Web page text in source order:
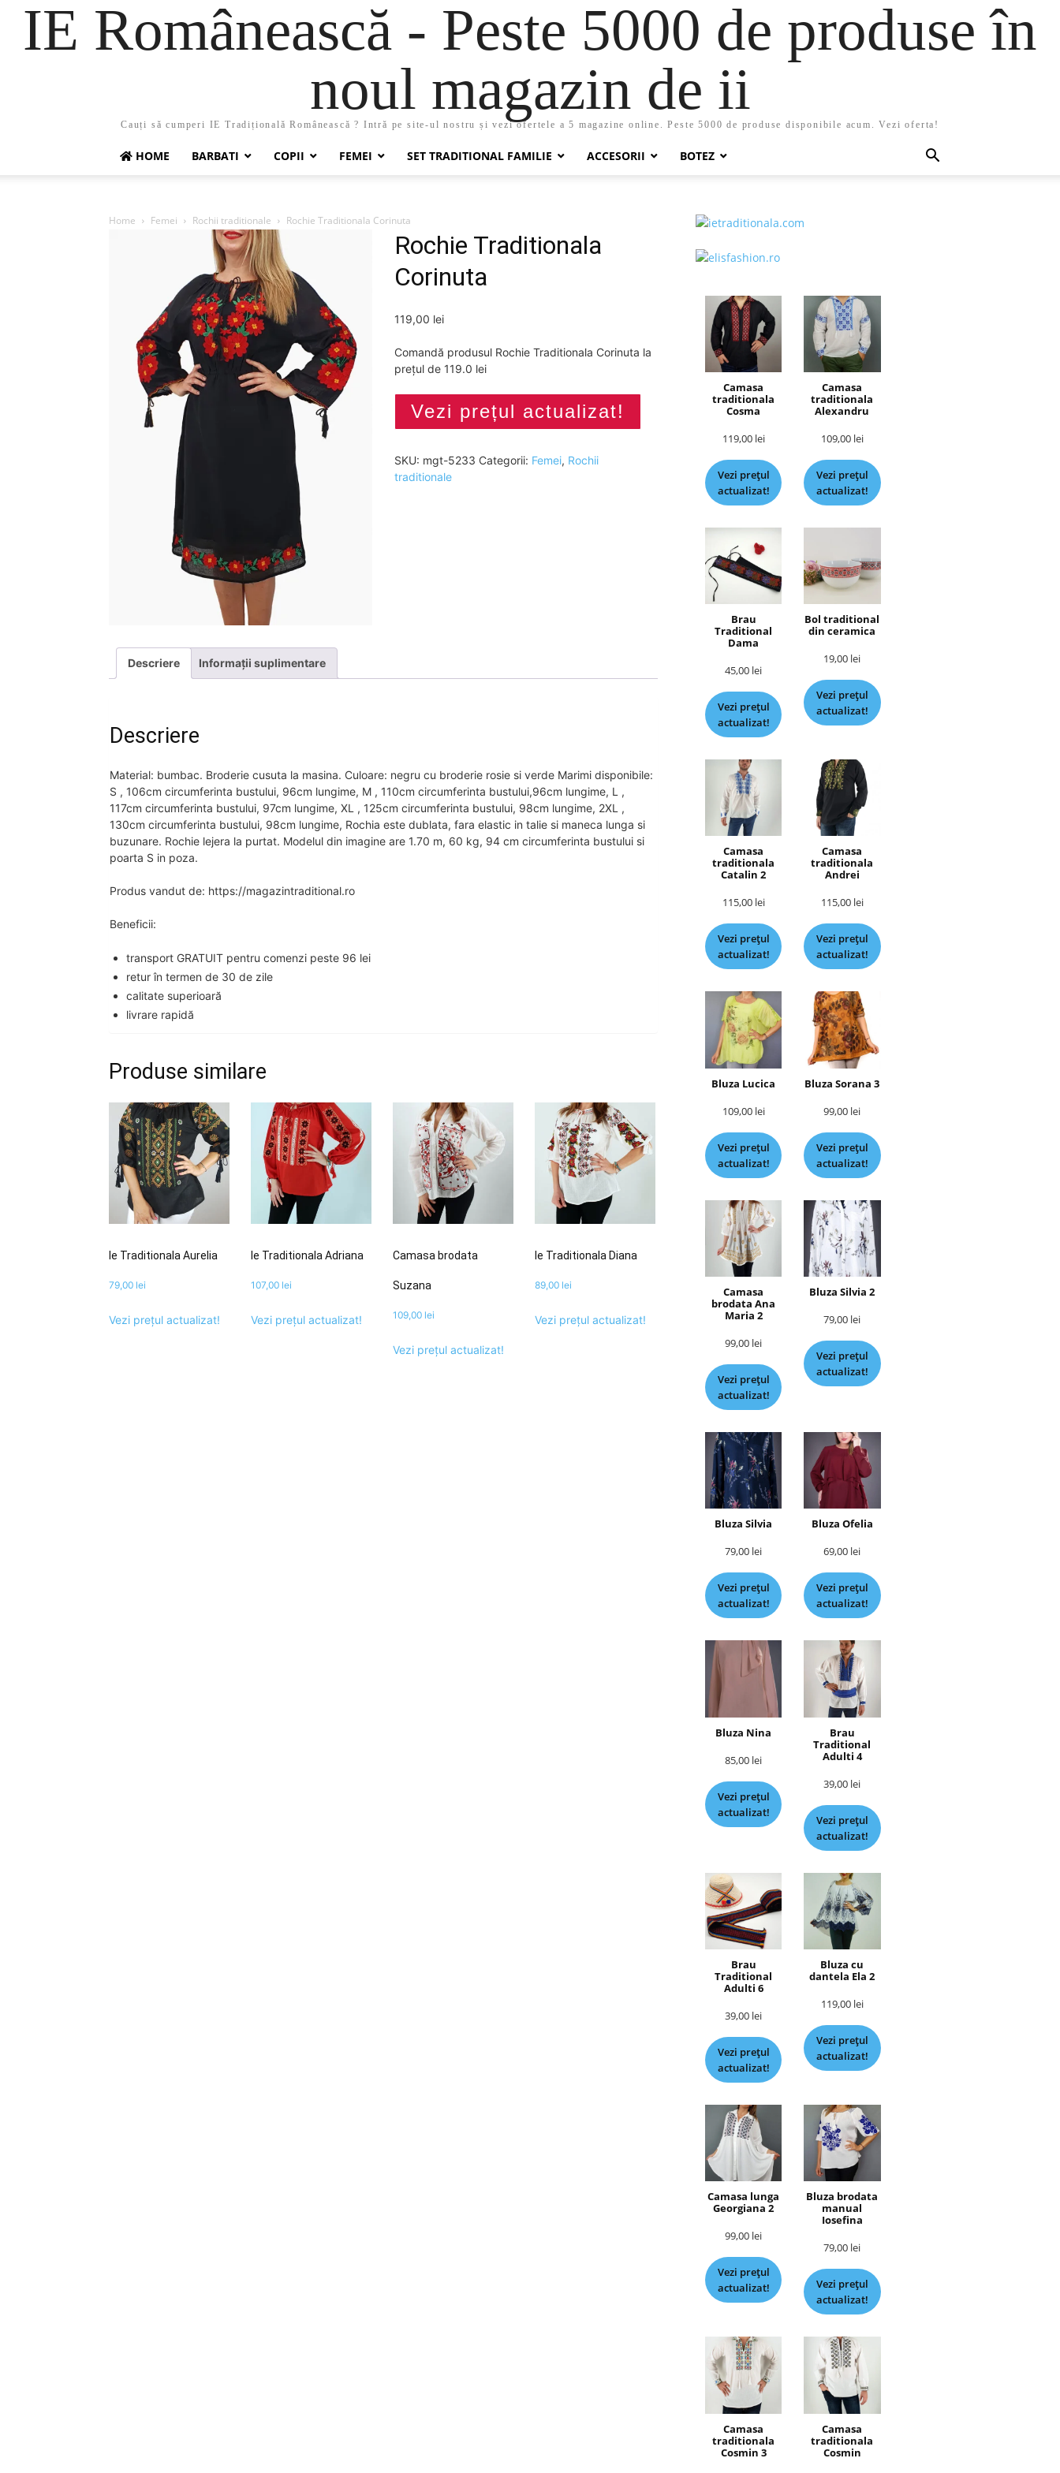
IE Românească - Peste 5000 de produse în
noul magazin de ii
Cauți să cumperi IE Tradițională Românească ? Intră pe site-ul nostru și vezi ofertele a 5 magazine online. Peste 5000 de produse disponibile acum. Vezi oferta!
HOME BARBATI COPII FEMEI SET TRADITIONAL FAMILIE ACCESORII BOTEZ
Home Femei Rochii traditionale Rochie Traditionala Corinuta
Rochie Traditionala
Corinuta
119,00 lei
Comandă produsul Rochie Traditionala Corinuta la
prețul de 119.0 lei
Vezi prețul actualizat!
SKU: mgt-5233 Categorii: Femei, Rochii
traditionale
Descriere Informații suplimentare
Descriere
Material: bumbac. Broderie cusuta la masina. Culoare: negru cu broderie rosie si verde Marimi disponibile:
S , 106cm circumferinta bustului, 96cm lungime, M , 110cm circumferinta bustului,96cm lungime, L ,
117cm circumferinta bustului, 97cm lungime, XL , 125cm circumferinta bustului, 98cm lungime, 2XL ,
130cm circumferinta bustului, 98cm lungime, Rochia este dublata, fara elastic in talie si maneca lunga si
buzunare. Rochie lejera la purtat. Modelul din imagine are 1.70 m, 60 kg, 94 cm circumferinta bustului si
poarta S in poza.
Produs vandut de: https://magazintraditional.ro
Beneficii:
transport GRATUIT pentru comenzi peste 96 lei
retur în termen de 30 de zile
calitate superioară
livrare rapidă
Produse similare
Ie Traditionala Aurelia
79,00 lei
Vezi prețul actualizat!
Ie Traditionala Adriana
107,00 lei
Vezi prețul actualizat!
Camasa brodata
Suzana
109,00 lei
Vezi prețul actualizat!
Ie Traditionala Diana
89,00 lei
Vezi prețul actualizat!
Camasa
traditionala
Cosma
119,00 lei
Vezi prețul
actualizat!
Camasa
traditionala
Alexandru
109,00 lei
Vezi prețul
actualizat!
Brau
Traditional
Dama
45,00 lei
Vezi prețul
actualizat!
Bol traditional
din ceramica
19,00 lei
Vezi prețul
actualizat!
Camasa
traditionala
Catalin 2
115,00 lei
Vezi prețul
actualizat!
Camasa
traditionala
Andrei
115,00 lei
Vezi prețul
actualizat!
Bluza Lucica
109,00 lei
Vezi prețul
actualizat!
Bluza Sorana 3
99,00 lei
Vezi prețul
actualizat!
Camasa
brodata Ana
Maria 2
99,00 lei
Vezi prețul
actualizat!
Bluza Silvia 2
79,00 lei
Vezi prețul
actualizat!
Bluza Silvia
79,00 lei
Vezi prețul
actualizat!
Bluza Ofelia
69,00 lei
Vezi prețul
actualizat!
Bluza Nina
85,00 lei
Vezi prețul
actualizat!
Brau
Traditional
Adulti 4
39,00 lei
Vezi prețul
actualizat!
Brau
Traditional
Adulti 6
39,00 lei
Vezi prețul
actualizat!
Bluza cu
dantela Ela 2
119,00 lei
Vezi prețul
actualizat!
Camasa lunga
Georgiana 2
99,00 lei
Vezi prețul
actualizat!
Bluza brodata
manual
Iosefina
79,00 lei
Vezi prețul
actualizat!
Camasa
traditionala
Cosmin 3
Camasa
traditionala
Cosmin